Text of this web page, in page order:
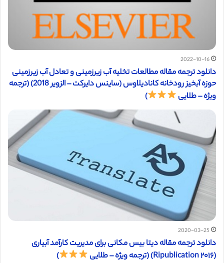
2022-10-16
دانلود ترجمه مقاله مطالعات تخلیه آب زیرزمینی و تعادل آب زیرزمینی
حوزه آبخیز رودخانه کانادیلاوس (ساینس دایرکت – الزویر 2018) (ترجمه
ویژه – طلایی
)
2020-03-25
دانلود ترجمه مقاله دیتا بیس مکانی برای مدیریت کارآمد آبیاری
(Ripublication ۲۰۱۶) (ترجمه ویژه – طلایی
)